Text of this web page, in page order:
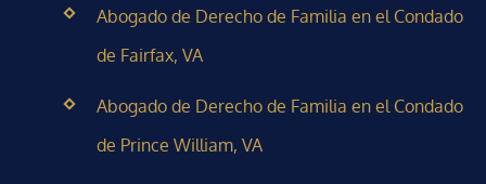
Abogado de Derecho de Familia en el Condado
de Fairfax, VA
Abogado de Derecho de Familia en el Condado
de Prince William, VA